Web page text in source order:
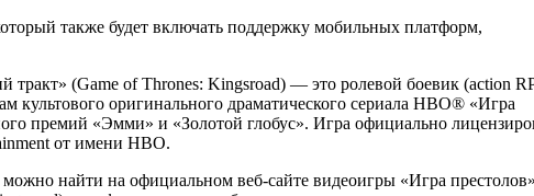
также будет включать поддержку мобильных платформ,
тракт» (Game of Thrones: Kingsroad) — это ролевой боевик (action
оригинального драматического сериала HBO® «Игра
премий «Эмми» и «Золотой глобус». Игра официально
от имени HBO.
найти на официальном веб-сайте видеоигры «Игра